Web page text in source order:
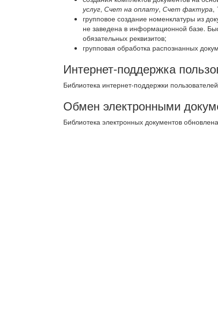
услуг, Счет на оплату, Счет фактура,
групповое создание номенклатуры из
не заведена в информационной базе.
обязательных реквизитов;
групповая обработка распознанных
Интернет-поддержка
Библиотека интернет-поддержки
Обмен электронными
Библиотека электронных документов